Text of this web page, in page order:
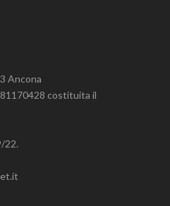
Ancona
costituita il
22.